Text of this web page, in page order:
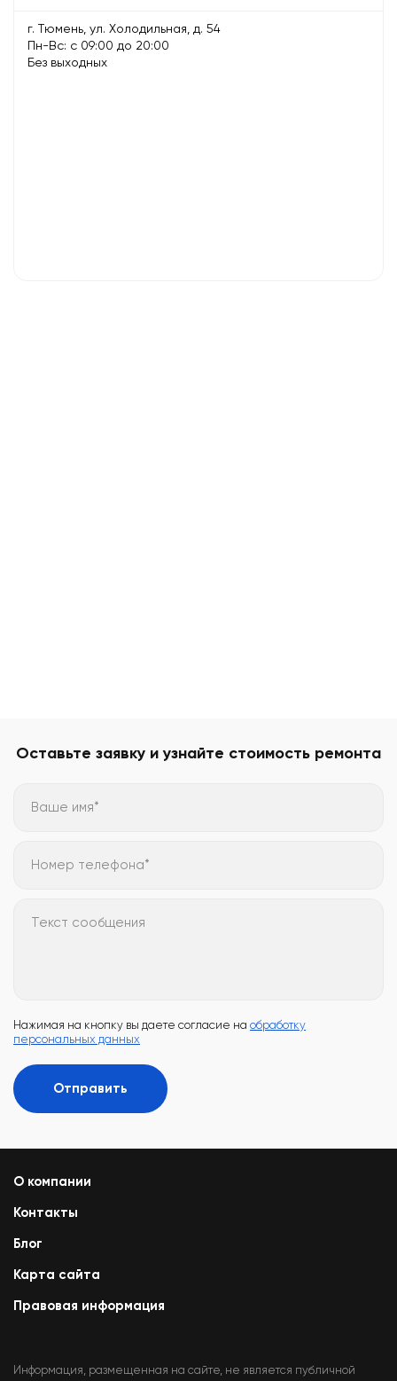
г. Тюмень, ул. Холодильная, д. 54
Пн-Вс: с 09:00 до 20:00
Без выходных
Оставьте заявку и узнайте стоимость ремонта
Ваше имя*
Номер телефона*
Текст сообщения
Нажимая на кнопку вы даете согласие на обработку
персональных данных
Отправить
О компании
Контакты
Блог
Карта сайта
Правовая информация
Информация, размещенная на сайте, не является публичной